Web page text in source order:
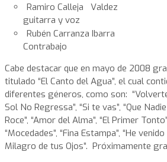
Ramiro Calleja
guitarra y voz
Rubén Carranza
Contrabajo
Cabe destacar que en mayo de 2008
titulado “El Canto del Agua”, el cual
diferentes géneros, como son: “Volverte
Sol No Regressa”, “Si te vas”, “Que
Roce”, “Amor del Alma”, “El Primer
“Mocedades”, “Fina Estampa”, “He
Milagro de tus Ojos”. Próximamente